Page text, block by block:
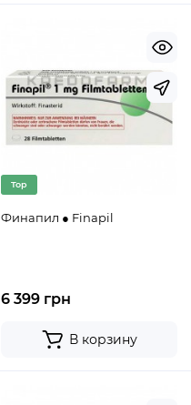
Top
Финапил ● Finapil
6 399 грн
В корзину